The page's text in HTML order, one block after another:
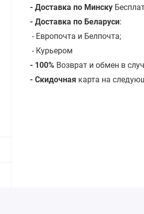
- Доставка по Минску
- Доставка по Беларуси:
- Европочта и Белпочта;
- Курьером
- 100% Возврат и обмен в
- Скидочная карта на